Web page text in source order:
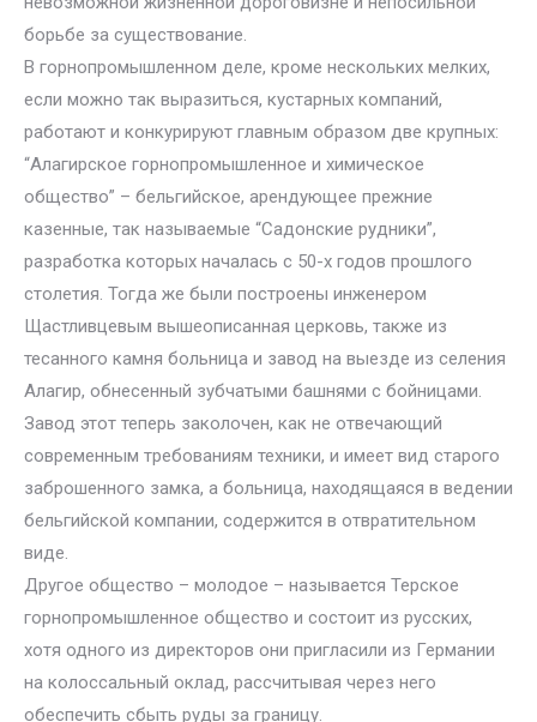
борьбе за существование.
В горнопромышленном деле, кроме нескольких мелких,
если можно так выразиться, кустарных компаний,
работают и конкурируют главным образом две крупных:
“Алагирское горнопромышленное и химическое
общество” – бельгийское, арендующее прежние
казенные, так называемые “Садонские рудники”,
разработка которых началась с 50-х годов прошлого
столетия. Тогда же были построены инженером
Щастливцевым вышеописанная церковь, также из
тесанного камня больница и завод на выезде из селения
Алагир, обнесенный зубчатыми башнями с бойницами.
Завод этот теперь заколочен, как не отвечающий
современным требованиям техники, и имеет вид старого
заброшенного замка, а больница, находящаяся в ведении
бельгийской компании, содержится в отвратительном
виде.
Другое общество – молодое – называется Терское
горнопромышленное общество и состоит из русских,
хотя одного из директоров они пригласили из Германии
на колоссальный оклад, рассчитывая через него
обеспечить сбыть руды за границу.